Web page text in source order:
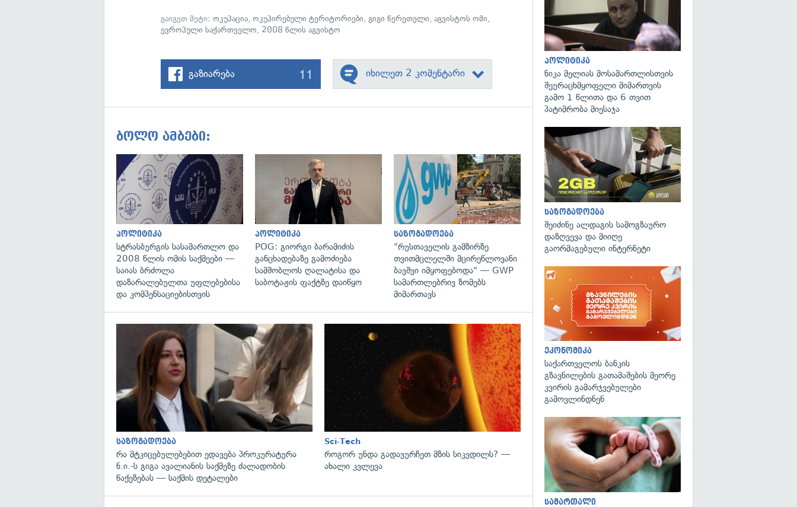
გაიგეთ მეტი:ოკუპაცია,ოკუპირებული ტერიტორიები,გიგი წერეთელი,აგვისტოს ომი,
ევროპული საქართველო, 2008 წლის აგვისტო
გაზიარება 11 იხილეთ 2 კომენტარი
ბოლო ამბები:
პოლიტიკა
სტრასბურგის სასამართლო და
2008 წლის ომის საქმეები —
საიას ბრძოლა
დაზარალებულთა უფლებებისა
და კომპენსაციებისთვის
გადახედვა
პოლიტიკა
POG: გიორგი ბარამიძის
განცხადებაზე გამოძიება
სამშობლოს ღალატისა და
საბოტაჟის ფაქტზე დაიწყო
გადახედვა
საზოგადოება
"რუსთაველის გამზირზე
თვითმცლელში მცირეწლოვანი
ბავშვი იმყოფებოდა" — GWP
სამართლებრივ ზომებს
მიმართავს
გადახედვა
საზოგადოება
რა მტკიცებულებებით ედავება პროკურატურა
ნ.ი.-ს გიგა ავალიანის საქმეზე ძალადობის
წაქეზებას — საქმის დეტალები
გადახედვა
Sci-Tech
როგორ უნდა გადავურჩეთ მზის სიკვდილს? —
ახალი კვლევა
პოლიტიკა
ნიკა მელიას მოსამართლისთვის
შეურაცხმყოფელი მიმართვის
გამო 1 წლითა და 6 თვით
პატიმრობა მიესაჯა
საზოგადოება
შეიძინე ალდაგის სამოგზაურო
დაზღვევა და მიიღე
გაორმაგებული ინტერნეტი
ეკონომიკა
საქართველოს ბანკის
გზავნილების გათამაშების მეორე
კვირის გამარჯვებულები
გამოვლინდნენ
სამართალი